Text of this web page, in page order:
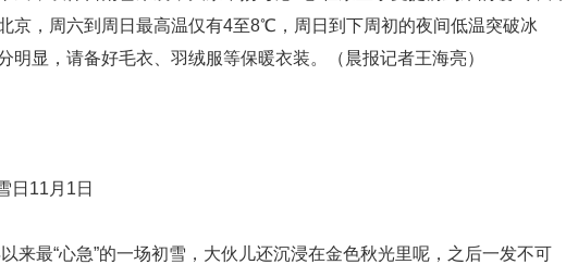
京，周六到周日最高温仅有4至8℃，周日到下周初的夜间低温突破冰
明显，请备好毛衣、羽绒服等保暖衣装。（晨报记者王海亮）
日11月1日
来最“心急”的一场初雪，大伙儿还沉浸在金色秋光里呢，之后一发不可